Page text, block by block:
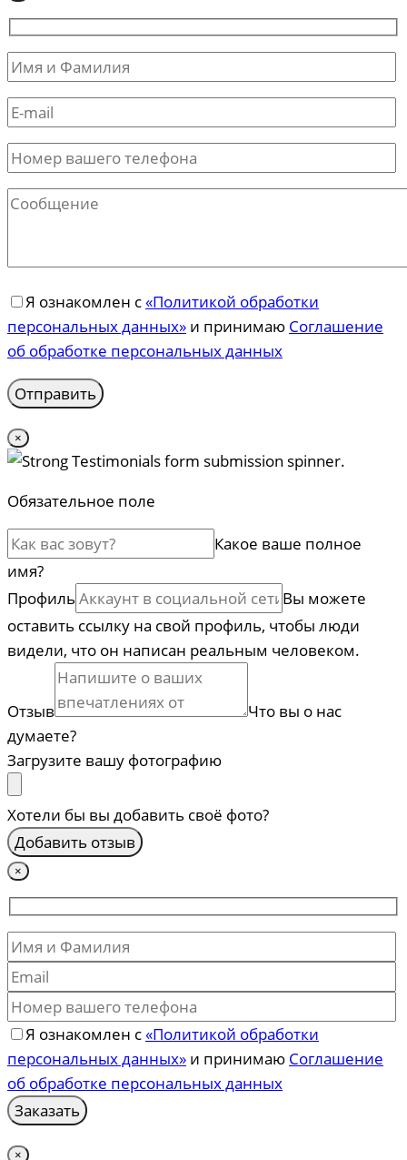
Я ознакомлен с«Политикой обработки
персональных данных» и принимаю Соглашение
об обработке персональных данных
×
Обязательное поле
Какое ваше полное
имя?
Профиль
Вы можете
оставить ссылку на свой профиль, чтобы люди
видели, что он написан реальным человеком.
Отзыв
Что вы о нас
думаете?
Загрузите вашу фотографию
Хотели бы вы добавить своё фото?
×
Я ознакомлен с«Политикой обработки
персональных данных» и принимаю Соглашение
об обработке персональных данных
×